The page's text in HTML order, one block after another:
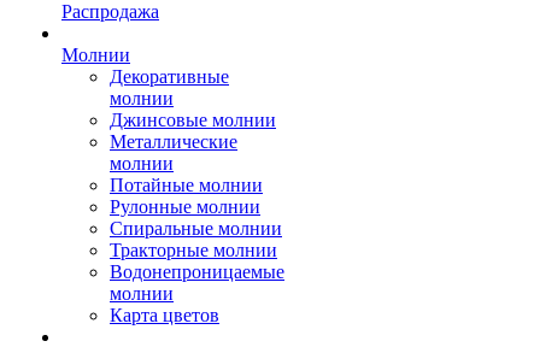
Распродажа
Молнии
Декоративные
молнии
Джинсовые молнии
Металлические
молнии
Потайные молнии
Рулонные молнии
Спиральные молнии
Тракторные молнии
Водонепроницаемые
молнии
Карта цветов